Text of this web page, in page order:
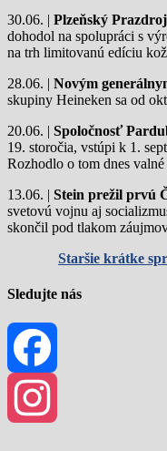
30.06. | Plzeňský Prazdroj
dohodol na spolupráci s
na trh limitovanú edíciu
28.06. | Novým
skupiny Heineken sa od
20.06. | Spoločnosť
19. storočia, vstúpi k 1.
Rozhodlo o tom dnes
13.06. | Stein prežil prvú
svetovú vojnu aj
skončil pod tlakom
Staršie krátke
Sledujte nás
Facebook